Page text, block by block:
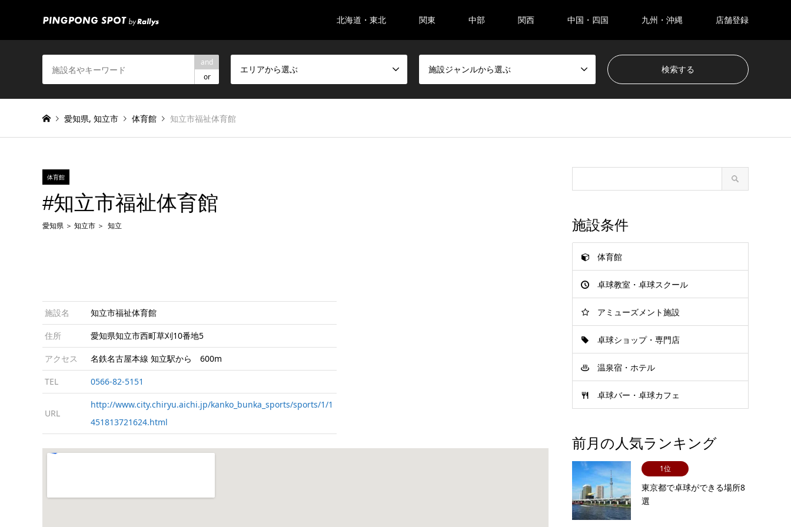
北海道・東北 関東 中部 関西 中国・四国 九州・沖縄 店舗登録
and
or
エリアから選ぶ 施設ジャンルから選ぶ
愛知県, 知立市 体育館 知立市福祉体育館
体育館
#知立市福祉体育館
愛知県 知立市 知立
施設名 知立市福祉体育館
住所 愛知県知立市西町草刈10番地5
アクセス 名鉄名古屋本線 知立駅から 600m
TEL 0566-82-5151
URL
http://www.city.chiryu.aichi.jp/kanko_bunka_sports/sports/1/1
451813721624.html
施設条件
体育館
卓球教室・卓球スクール
アミューズメント施設
卓球ショップ・専門店
温泉宿・ホテル
卓球バー・卓球カフェ
前月の人気ランキング
1位
東京都で卓球ができる場所8
選